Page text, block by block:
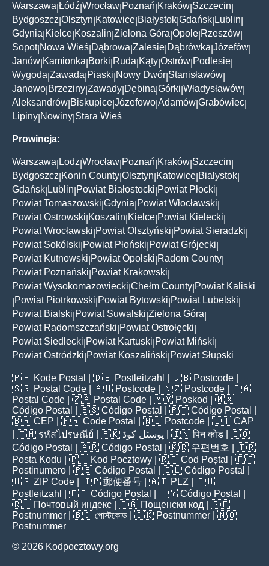
Warszawa Łódź Wrocław Poznań Kraków Szczecin
Bydgoszcz Olsztyn Katowice Białystok Gdańsk Lublin
Gdynia Kielce Koszalin Zielona Góra Opole Rzeszów
Sopot| Nowa Wieś Dąbrowa Zalesie Dąbrówka Józefów
Janów Kamionka Borki Ruda Kąty Ostrów Podlesie
Wygoda Zawada Piaski Nowy Dwór Stanisławów
Janowo Brzeziny Zawady Dębina Górki Władysławów
Aleksandrów Biskupice Józefowo Adamów Grabówiec
Lipiny Nowiny Stara Wieś
Prowincja:
Warszawa Lodz Wrocław Poznań Kraków Szczecin
Bydgoszcz Konin County Olsztyn Katowice Białystok
Gdańsk Lublin Powiat Białostocki Powiat Płocki
Powiat Tomaszowski Gdynia Powiat Włocławski
Powiat Ostrowski Koszalin Kielce Powiat Kielecki
Powiat Wrocławski Powiat Olsztyński Powiat Sieradzki
Powiat Sokólski Powiat Płoński Powiat Grójecki
Powiat Kutnowski Powiat Opolski Radom County
Powiat Poznański Powiat Krakowski
Powiat Wysokomazowiecki Chełm County Powiat Kaliski
Powiat Piotrkowski Powiat Bytowski Powiat Lubelski
Powiat Bialski Powiat Suwalski Zielona Góra
Powiat Radomszczański Powiat Ostrołęcki
Powiat Siedlecki Powiat Kartuski Powiat Miński
Powiat Ostródzki Powiat Koszaliński Powiat Słupski
🇵🇭 Kode Postal | 🇩🇪 Postleitzahl | 🇬🇧 Postcode
🇸🇬 Postal Code | 🇦🇺 Postcode | 🇳🇿 Postcode | 🇨🇦
Postal Code | 🇿🇦 Postal Code | 🇲🇾 Poskod
| 🇲🇽
Código Postal
| 🇪🇸 Código Postal | 🇵🇹 Código Postal
🇧🇷 CEP | 🇫🇷 Code Postal | 🇳🇱 Postcode | 🇮🇹 CAP
| 🇹🇭 รหัสไปรษณีย์ | 🇵🇰 پوسٹل کوڈ | 🇮🇳पिन कोड | 🇨🇴
Código Postal
| 🇦🇷 Código Postal | 🇰🇷 우편번호
| 🇹🇷
Posta Kodu | 🇵🇱 Kod Pocztowy | 🇷🇴 Cod Poștal
| 🇫🇮
Postinumero | 🇵🇪 Código Postal | 🇨🇱 Código Postal
🇺🇸 ZIP Code | 🇯🇵 郵便番号 | 🇦🇹 PLZ | 🇨🇭
Postleitzahl
| 🇪🇨 Código Postal | 🇺🇾 Código Postal
🇷🇺 Почтовый индекс | 🇧🇬 Пощенски код | 🇸🇪
Postnummer | 🇧🇩 পোস্টকোড | 🇩🇰 Postnummer | 🇳🇴
Postnummer
© 2026 Kodpocztowy.org